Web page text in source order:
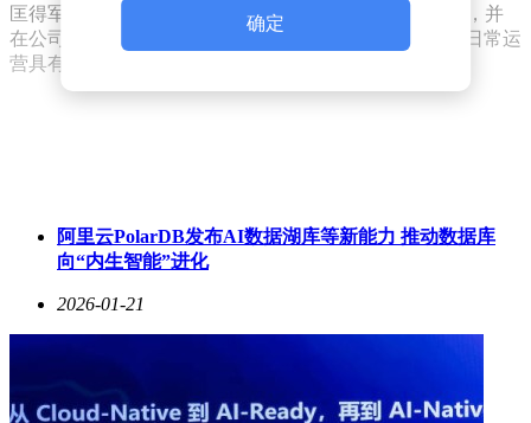
匡得军通过直接及间接方式合计持有公司71.94%的股份，并
在公司中担任董事长及经理职务，对公司的战略决策与日常运
营具有重要影响力。
确定
阿里云PolarDB发布AI数据湖库等新能力 推动数据库
向“内生智能”进化
2026-01-21